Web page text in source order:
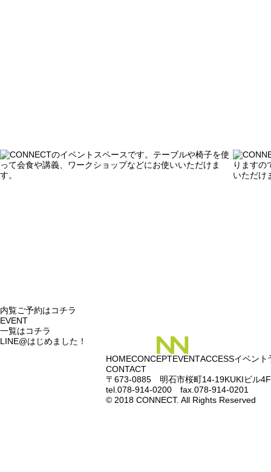
内覧ご予約はコチラ
EVENT
一覧はコチラ
LINE@はじめました！
HOMECONCEPTEVENTACCESSイベント
CONTACT
〒673-0885 明石市桜町14-19KUKIビル4F
tel.078-914-0200 fax.078-914-0201
© 2018 CONNECT. All Rights Reserved